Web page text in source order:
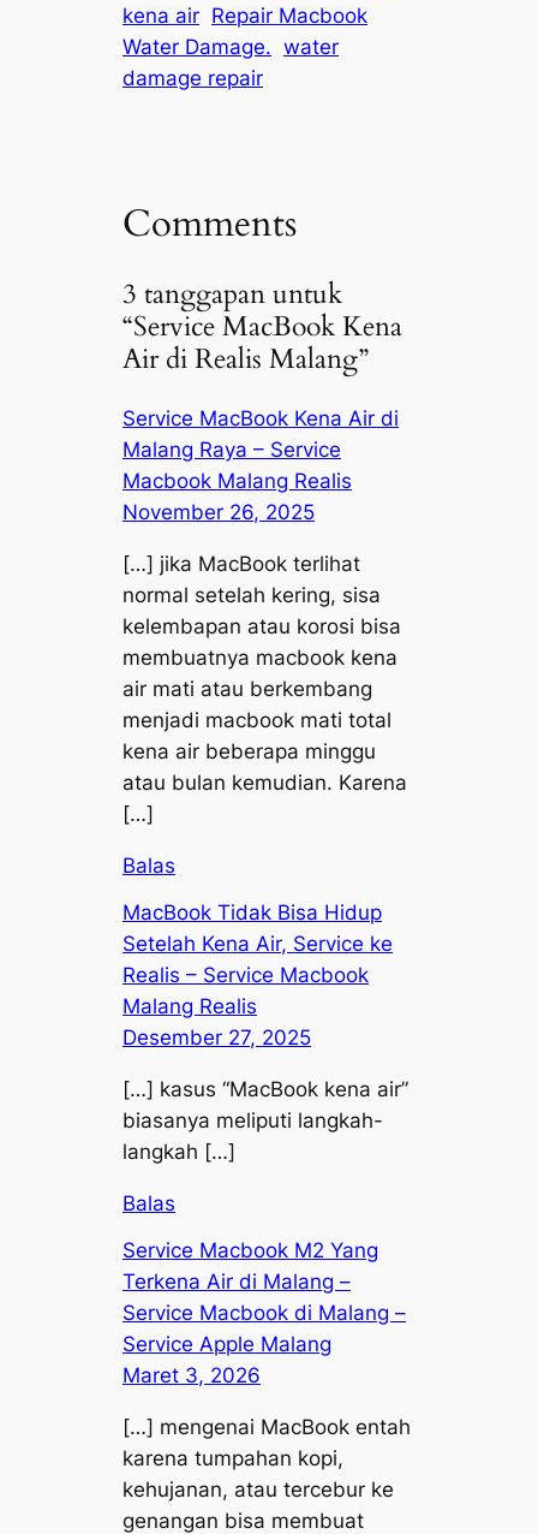
kena air Repair Macbook
Water Damage. water
damage repair
Comments
3 tanggapan untuk
“Service MacBook Kena
Air di Realis Malang”
Service MacBook Kena Air di
Malang Raya – Service
Macbook Malang Realis
November 26, 2025
[…] jika MacBook terlihat
normal setelah kering, sisa
kelembapan atau korosi bisa
membuatnya macbook kena
air mati atau berkembang
menjadi macbook mati total
kena air beberapa minggu
atau bulan kemudian. Karena
[…]
Balas
MacBook Tidak Bisa Hidup
Setelah Kena Air, Service ke
Realis – Service Macbook
Malang Realis
Desember 27, 2025
[…] kasus “MacBook kena air”
biasanya meliputi langkah-
langkah […]
Balas
Service Macbook M2 Yang
Terkena Air di Malang –
Service Macbook di Malang –
Service Apple Malang
Maret 3, 2026
[…] mengenai MacBook entah
karena tumpahan kopi,
kehujanan, atau tercebur ke
genangan bisa membuat